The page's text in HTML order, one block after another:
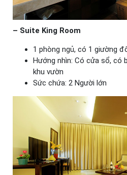
– Suite King Room
1 phòng ngủ, có 1 giường
Hướng nhìn: Có cửa sổ, có
khu vườn
Sức chứa: 2 Người lớn